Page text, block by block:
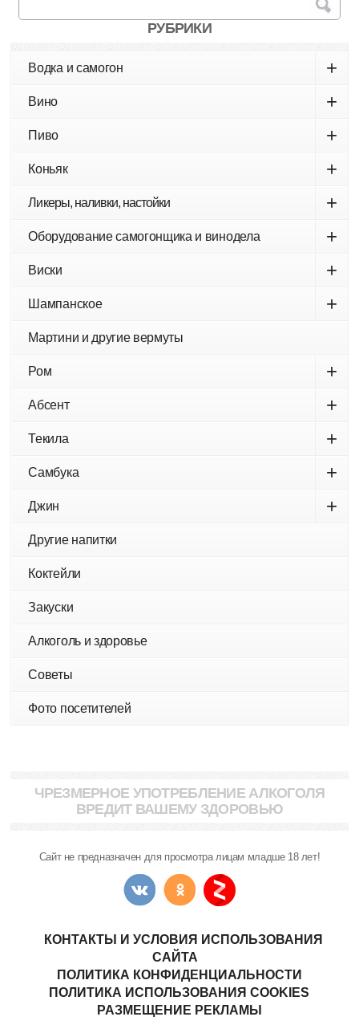
РУБРИКИ
Водка и самогон +
Вино +
Пиво +
Коньяк +
Ликеры, наливки, настойки +
Оборудование самогонщика и винодела +
Виски +
Шампанское +
Мартини и другие вермуты
Ром +
Абсент +
Текила +
Самбука +
Джин +
Другие напитки
Коктейли
Закуски
Алкоголь и здоровье
Советы
Фото посетителей
ЧРЕЗМЕРНОЕ УПОТРЕБЛЕНИЕ АЛКОГОЛЯ
ВРЕДИТ ВАШЕМУ ЗДОРОВЬЮ
Сайт не предназначен для просмотра лицам младше 18 лет!
КОНТАКТЫ И УСЛОВИЯ ИСПОЛЬЗОВАНИЯ
САЙТА
ПОЛИТИКА КОНФИДЕНЦИАЛЬНОСТИ
ПОЛИТИКА ИСПОЛЬЗОВАНИЯ COOKIES
РАЗМЕЩЕНИЕ РЕКЛАМЫ